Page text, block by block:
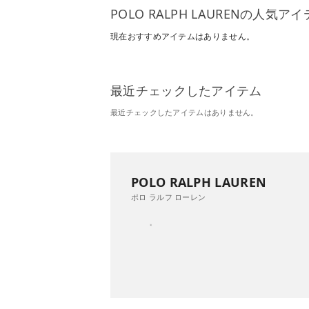
POLO RALPH LAURENの人気アイ
現在おすすめアイテムはありません。
最近チェックしたアイテム
最近チェックしたアイテムはありません。
POLO RALPH LAUREN
ポロ ラルフ ローレン